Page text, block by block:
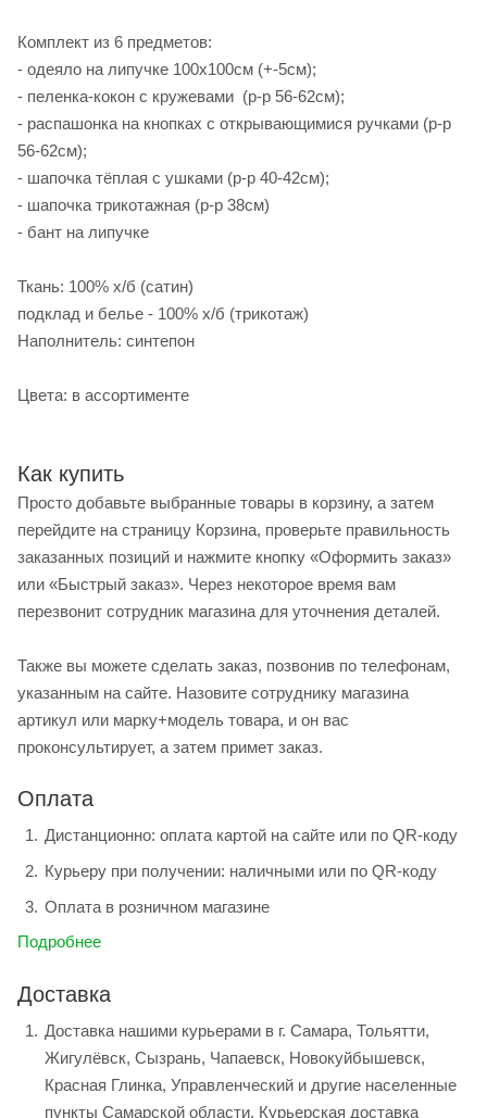
Комплект из 6 предметов:
- одеяло на липучке 100х100см (+-5см);
- пеленка-кокон с кружевами (р-р 56-62см);
- распашонка на кнопках с открывающимися ручками (р-р
56-62см);
- шапочка тёплая с ушками (р-р 40-42см);
- шапочка трикотажная (р-р 38см)
- бант на липучке
Ткань: 100% х/б (сатин)
подклад и белье - 100% х/б (трикотаж)
Наполнитель: синтепон
Цвета: в ассортименте
Как купить
Просто добавьте выбранные товары в корзину, а затем
перейдите на страницу Корзина, проверьте правильность
заказанных позиций и нажмите кнопку «Оформить заказ»
или «Быстрый заказ». Через некоторое время вам
перезвонит сотрудник магазина для уточнения деталей.
Также вы можете сделать заказ, позвонив по телефонам,
указанным на сайте. Назовите сотруднику магазина
артикул или марку+модель товара, и он вас
проконсультирует, а затем примет заказ.
Оплата
Дистанционно: оплата картой на сайте или по QR-коду
Курьеру при получении: наличными или по QR-коду
Оплата в розничном магазине
Подробнее
Доставка
Доставка нашими курьерами в г. Самара, Тольятти,
Жигулёвск, Сызрань, Чапаевск, Новокуйбышевск,
Красная Глинка, Управленческий и другие населенные
пункты Самарской области. Курьерская доставка